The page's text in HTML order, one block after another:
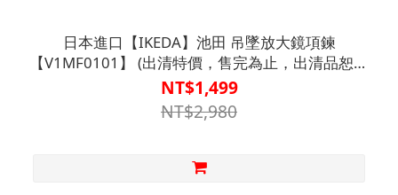
日本進口【IKEDA】池田 吊墜放大鏡項鍊
【V1MF0101】 (出清特價，售完為止，出清品恕不
退換)
NT$1,499
NT$2,980